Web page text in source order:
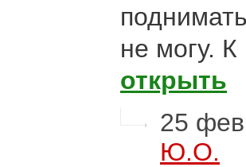
не могу.
открыть
25
Ю.О.